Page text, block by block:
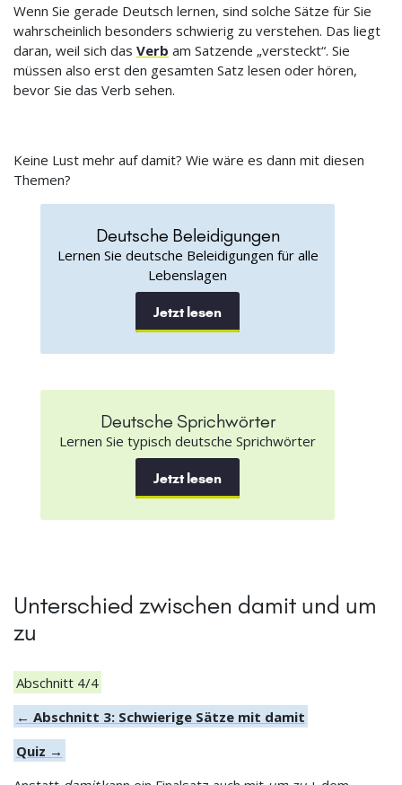
Wenn Sie gerade Deutsch lernen, sind solche Sätze für Sie
wahrscheinlich besonders schwierig zu verstehen. Das liegt
daran, weil sich das Verb am Satzende „versteckt“. Sie
müssen also erst den gesamten Satz lesen oder hören,
bevor Sie das Verb sehen.
Keine Lust mehr auf damit? Wie wäre es dann mit diesen
Themen?
Deutsche Beleidigungen
Lernen Sie deutsche Beleidigungen für alle
Lebenslagen
Jetzt lesen
Deutsche Sprichwörter
Lernen Sie typisch deutsche Sprichwörter
Jetzt lesen
Unterschied zwischen damit und um
zu
Abschnitt 4/4
← Abschnitt 3: Schwierige Sätze mit damit
Quiz →